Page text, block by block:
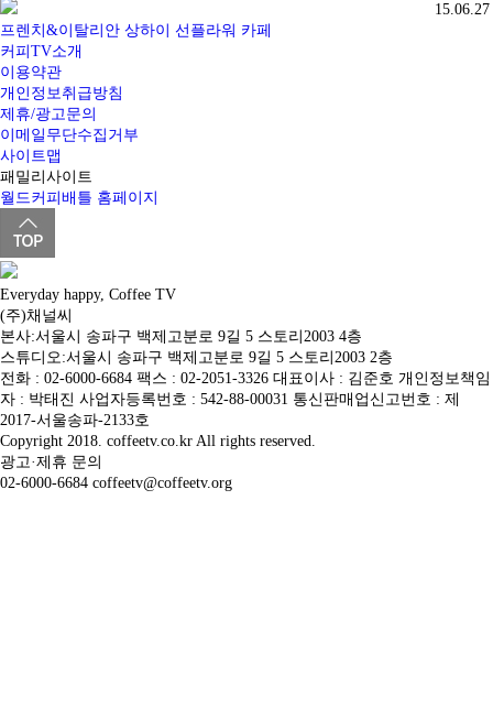
프렌치&이탈리안 상하이 선플라워 카페
15.06.27
커피TV소개
이용약관
개인정보취급방침
제휴/광고문의
이메일무단수집거부
사이트맵
패밀리사이트
월드커피배틀 홈페이지
Everyday happy, Coffee TV
(주)채널씨
본사:서울시 송파구 백제고분로 9길 5 스토리2003 4층
스튜디오:서울시 송파구 백제고분로 9길 5 스토리2003 2층
전화 : 02-6000-6684 팩스 : 02-2051-3326 대표이사 : 김준호 개인정보책임
자 : 박태진 사업자등록번호 : 542-88-00031 통신판매업신고번호 : 제
2017-서울송파-2133호
Copyright 2018. coffeetv.co.kr All rights reserved.
광고·제휴 문의
02-6000-6684 coffeetv@coffeetv.org